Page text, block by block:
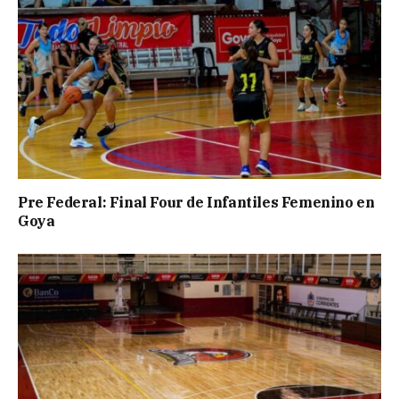
Pre Federal: Final Four de Infantiles Femenino en
Goya